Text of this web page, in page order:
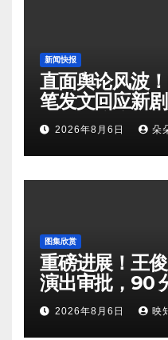
新闻快报
直面舆论风波
笔发文回应新
组矛盾暗流涌动
2026年8月6日 朵
图集欣赏
重磅进展！王
演出审批，90
将奔赴南京
2026年8月6日 映